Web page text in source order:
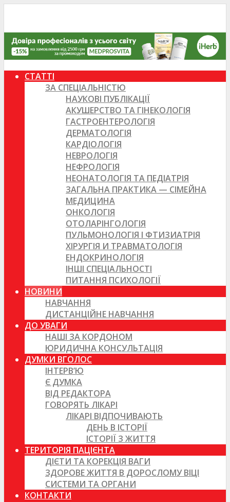
СТАТТІ
ЗА СПЕЦІАЛЬНІСТЮ
НАУКОВІ ПУБЛІКАЦІЇ
АКУШЕРСТВО ТА ГІНЕКОЛОГІЯ
ГАСТРОЕНТЕРОЛОГІЯ
ДЕРМАТОЛОГІЯ
КАРДІОЛОГІЯ
НЕВРОЛОГІЯ
НЕФРОЛОГІЯ
НЕОНАТОЛОГІЯ ТА ПЕДІАТРІЯ
ЗАГАЛЬНА ПРАКТИКА — СІМЕЙНА
МЕДИЦИНА
ОНКОЛОГІЯ
ОТОЛАРІНГОЛОГІЯ
ПУЛЬМОНОЛОГІЯ І ФТИЗИАТРІЯ
ХІРУРГІЯ И ТРАВМАТОЛОГІЯ
ЕНДОКРИНОЛОГІЯ
ІНШІ СПЕЦІАЛЬНОСТІ
ПИТАННЯ ПСИХОЛОГІЇ
НОВИНИ
НАВЧАННЯ
ДИСТАНЦІЙНЕ НАВЧАННЯ
ДО УВАГИ
НАШІ ЗА КОРДОНОМ
ЮРИДИЧНА КОНСУЛЬТАЦІЯ
ДУМКИ ВГОЛОС
ІНТЕРВ’Ю
Є ДУМКА
ВІД РЕДАКТОРА
ГОВОРЯТЬ ЛІКАРІ
ЛІКАРІ ВІДПОЧИВАЮТЬ
ДЕНЬ В ІСТОРІЇ
ІСТОРІЇ З ЖИТТЯ
ТЕРИТОРІЯ ПАЦІЄНТА
ДІЄТИ ТА КОРЕКЦІЯ ВАГИ
ЗДОРОВЕ ЖИТТЯ В ДОРОСЛОМУ ВІЦІ
СИСТЕМИ ТА ОРГАНИ
КОНТАКТИ